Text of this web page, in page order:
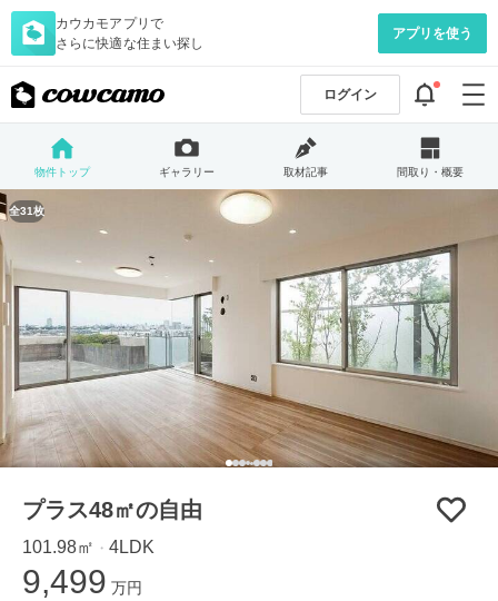
カウカモアプリで
さらに快適な住まい探し
アプリを使う
ログイン
物件トップ ギャラリー 取材記事 間取り・概要
全31枚
プラス48㎡の自由
101.98㎡ ・ 4LDK
9,499 万円